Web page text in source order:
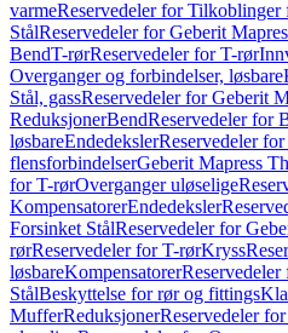
varmeReservedeler for Tilkoblinger
StålReservedeler for Geberit
BendT-rørReservedeler for T-rør
Overganger og forbindelser, løsbare
Stål, gassReservedeler for Geberit
ReduksjonerBendReservedeler for
løsbareEndedekslerReservedeler
flensforbindelserGeberit Mapress
for T-rørOverganger uløselige
KompensatorerEndedeksler
Forsinket StålReservedeler for
rørReservedeler for T-rørKryss
løsbareKompensatorer
StålBeskyttelse for rør og fittings
MufferReduksjonerReservedeler